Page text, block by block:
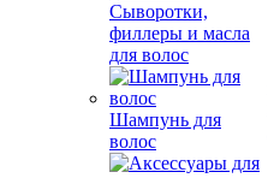
Сыворотки,
филлеры и масла
для волос
Шампунь для
волос